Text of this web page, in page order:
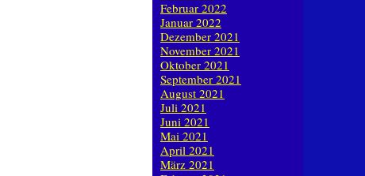
Februar 2022
Januar 2022
Dezember 2021
November 2021
Oktober 2021
September 2021
August 2021
Juli 2021
Juni 2021
Mai 2021
April 2021
März 2021